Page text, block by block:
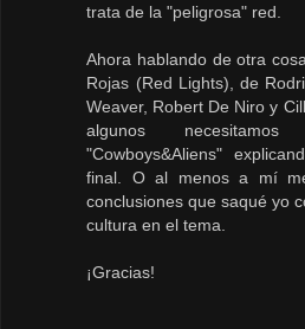
trata de la "peligrosa" red.
Ahora hablando de otra
Rojas (Red Lights), de
Weaver, Robert De Niro y
algunos
"Cowboys&Aliens"
final. O al menos a mí
conclusiones que saqué yo
cultura en el tema.
¡Gracias!